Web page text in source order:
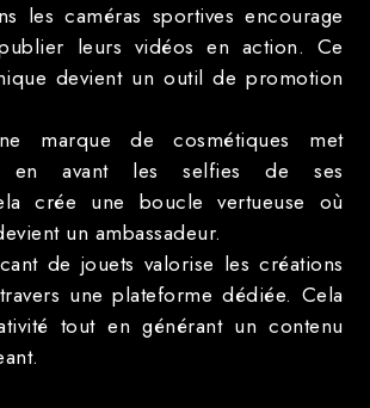
les caméras sportives encourage
leurs vidéos en action. Ce
devient un outil de promotion
marque de cosmétiques met
en avant les selfies de ses
crée une boucle vertueuse où
un ambassadeur.
de jouets valorise les créations
une plateforme dédiée. Cela
tout en générant un contenu